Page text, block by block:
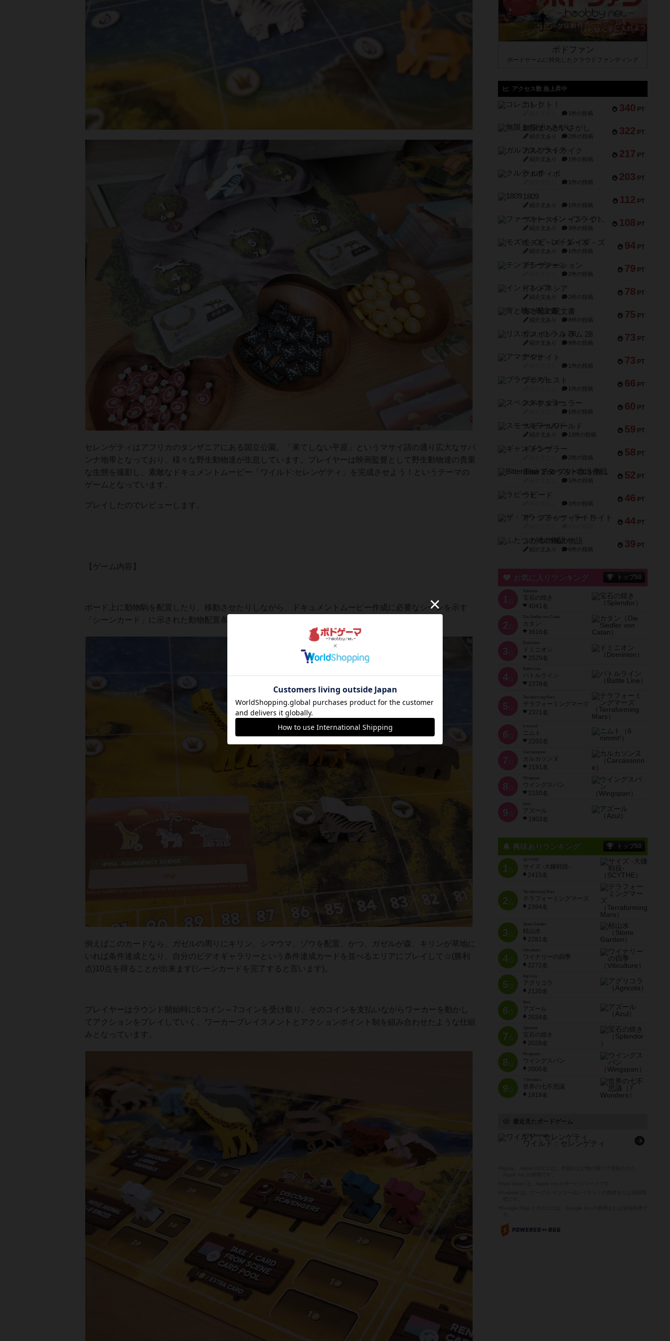
セレンゲティはアフリカのタンザニアにある国立公園。「果てしない平原」というマサイ語の通り広大なサバ
ンナ地帯となっており、様々な野生動物達が生息しています。プレイヤーは映画監督として野生動物達の貴重
な生態を撮影し、素敵なドキュメントムービー「ワイルド:セレンゲティ」を完成させよう！というテーマの
ゲームとなっています。
プレイしたのでレビューします。
【ゲーム内容】
ボード上に動物駒を配置したり、移動させたりしながら、ドキュメントムービー作成に必要なシーンを示す
「シーンカード」に示された動物配置条件を達成していくのが基本的な目的となっています。
例えばこのカードなら、ガゼルの周りにキリン、シマウマ、ゾウを配置、かつ、ガゼルが森、キリンが草地に
いれば条件達成となり、自分のビデオギャラリーという条件達成カードを並べるエリアにプレイして☆(勝利
点)10点を得ることが出来ます(シーンカードを完了すると言います)。
プレイヤーはラウンド開始時に6コイン～7コインを受け取り、そのコインを支払いながらワーカーを動かし
てアクションをプレイしていく、ワーカープレイスメントとアクションポイント制を組み合わせたような仕組
みとなっています。
ボドファン
ボードゲームに特化したクラウドファンディング
アクセス数 急上昇中
340 PT
コレクト！
1件の投稿
322 PT
無限まちがいさがし
紹介文あり 2件の投稿
217 PT
ガルフストライク
紹介文あり 1件の投稿
203 PT
クルティボ
1件の投稿
112 PT
1809
紹介文あり 1件の投稿
108 PT
ファースト・イン・フライト
紹介文あり 3件の投稿
94 PT
モズビ－ズ・レイダ－ズ
紹介文あり 1件の投稿
79 PT
テンプテーション
2件の投稿
78 PT
インドネシア
紹介文あり 2件の投稿
75 PT
宵と暁の呪文書
紹介文あり 8件の投稿
73 PT
リスボン・トラム 28
紹介文あり 9件の投稿
73 PT
アマナイト
1件の投稿
66 PT
ブラヴェスト
1件の投稿
60 PT
スペクタキュラー
1件の投稿
59 PT
スモールワールド
紹介文あり 13件の投稿
58 PT
ギャンブラー
2件の投稿
52 PT
Bitter End ブタペスト救出作戦
1件の投稿
46 PT
ラピード
1件の投稿
44 PT
ザ・フラッフィー・ライト
39 PT
ふたつの城の物語
紹介文あり 6件の投稿
お気に入りランキング トップ50
1 位
宝石の煌き
4041名
2 位
Die Siedler von Catan
カタン
3616名
3 位
ドミニオン
2529名
4位
Battle Line
バトルライン
2378名
5 位
Terraforming Mars
テラフォーミングマーズ
2371名
6 位
ニムト
2202名
7 位
Carcassonne
カルカソンヌ
2191名
8 位
Wingspan
ウイングスパン
2150名
9 位
Azul
アズール
1903名
興味ありランキング トップ50
1位
SCYTHE
サイズ -大鎌戦役-
2415名
2位
Terraforming Mars
テラフォーミングマーズ
2394名
3位
Stone Garden
枯山水
2281名
4位
Viticulture
ワイナリーの四季
2272名
5位
Agricola
アグリコラ
2120名
6位
Azul
アズール
2034名
7位
宝石の煌き
2028名
8位
Wingspan
ウイングスパン
2006名
9位
7 Wonders
世界の七不思議
1919名
最近見たボードゲーム
Wild: Serengeti
ワイルド：セレンゲティ